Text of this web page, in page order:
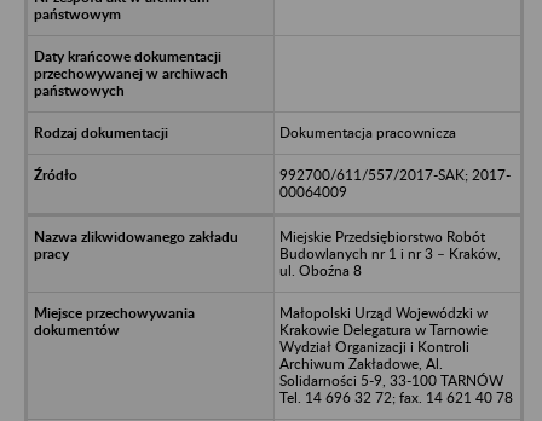
Dokumentacja pracownicza
992700/611/557/2017-SAK; 2017-
00064009
Miejskie Przedsiębiorstwo Robót
Budowlanych nr 1 i nr 3 – Kraków,
ul. Oboźna 8
Małopolski Urząd Wojewódzki w
Krakowie Delegatura w Tarnowie
Wydział Organizacji i Kontroli
Archiwum Zakładowe, Al.
Solidarności 5-9, 33-100 TARNÓW
Tel. 14 696 32 72; fax. 14 621 40 78